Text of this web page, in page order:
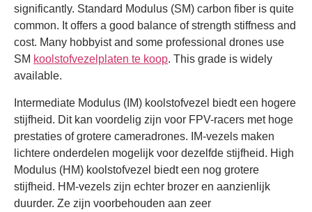
significantly. Standard Modulus (SM) carbon fiber is quite
common. It offers a good balance of strength stiffness and
cost. Many hobbyist and some professional drones use
SM koolstofvezelplaten te koop. This grade is widely
available.
Intermediate Modulus (IM) koolstofvezel biedt een hogere
stijfheid. Dit kan voordelig zijn voor FPV-racers met hoge
prestaties of grotere cameradrones. IM-vezels maken
lichtere onderdelen mogelijk voor dezelfde stijfheid. High
Modulus (HM) koolstofvezel biedt een nog grotere
stijfheid. HM-vezels zijn echter brozer en aanzienlijk
duurder. Ze zijn voorbehouden aan zeer